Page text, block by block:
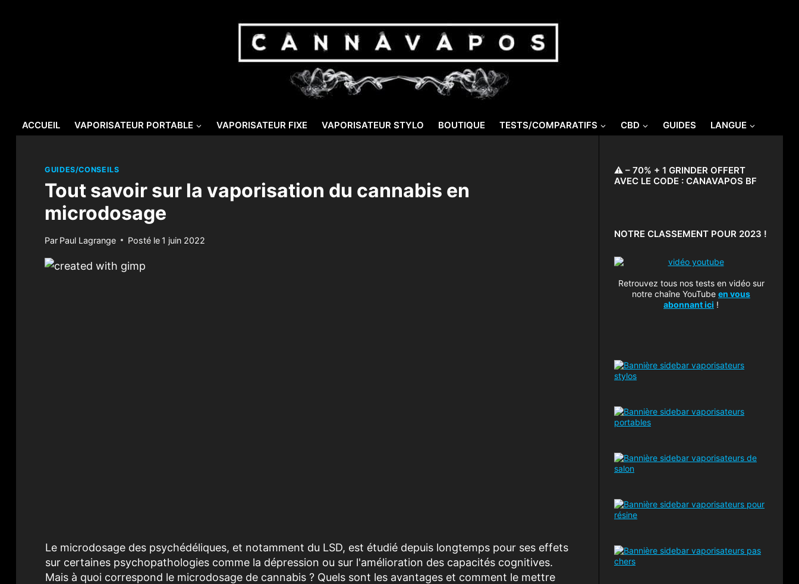
ACCUEIL VAPORISATEUR PORTABLE VAPORISATEUR FIXE VAPORISATEUR STYLO BOUTIQUE TESTS/COMPARATIFS CBD GUIDES LANGUE
GUIDES/CONSEILS
Tout savoir sur la vaporisation du cannabis en
microdosage
Par Paul Lagrange Posté le 1 juin 2022
Le microdosage des psychédéliques, et notamment du LSD, est étudié depuis longtemps pour ses effets
sur certaines psychopathologies comme la dépression ou sur l'amélioration des capacités cognitives.
Mais à quoi correspond le microdosage de cannabis ? Quels sont les avantages et comment le mettre
⚠️ – 70% + 1 GRINDER OFFERT
AVEC LE CODE : CANAVAPOS BF
NOTRE CLASSEMENT POUR 2023 !
Retrouvez tous nos tests en vidéo sur
notre chaîne YouTube en vous
abonnant ici !